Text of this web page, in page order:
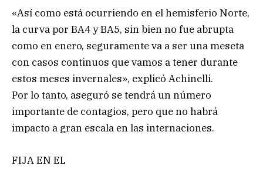
«Así como está ocurriendo en el hemisferio Norte,
la curva por BA4 y BA5, sin bien no fue abrupta
como en enero, seguramente va a ser una meseta
con casos continuos que vamos a tener durante
estos meses invernales», explicó Achinelli.
Por lo tanto, aseguró se tendrá un número
importante de contagios, pero que no habrá
impacto a gran escala en las internaciones.
FIJA EN EL